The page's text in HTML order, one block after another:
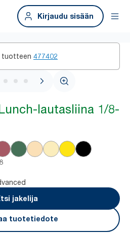
Kirjaudu sisään
tuotteen 477402
1 / 6
lautasliina 1/8-
jakelija
tuotetiedote